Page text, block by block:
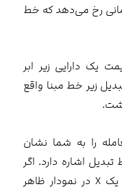
رخ می‌دهد که خط
یک دارایی زیر ابر
زیر خط مبنا واقع
را به شما نشان
اشاره دارد. اگر
ضربدر مخالف سیگنال ورودی باشد، یک X در نمودار ظاهر